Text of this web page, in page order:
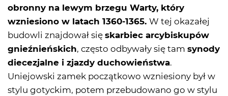
obronny na lewym brzegu Warty, który
wzniesiono w latach 1360-1365. W tej okazałej
budowli znajdował się skarbiec arcybiskupów
gnieźnieńskich, często odbywały się tam synody
diecezjalne i zjazdy duchowieństwa.
Uniejowski zamek początkowo wzniesiony był w
stylu gotyckim, potem przebudowano go w stylu